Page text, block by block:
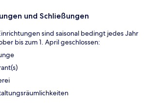
und Schließungen
sind saisonal bedingt jedes Jahr
bis zum 1. April geschlossen: